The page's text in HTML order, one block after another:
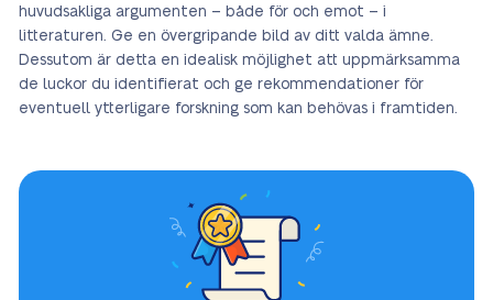
huvudsakliga argumenten – både för och emot – i
litteraturen. Ge en övergripande bild av ditt valda ämne.
Dessutom är detta en idealisk möjlighet att uppmärksamma
de luckor du identifierat och ge rekommendationer för
eventuell ytterligare forskning som kan behövas i framtiden.